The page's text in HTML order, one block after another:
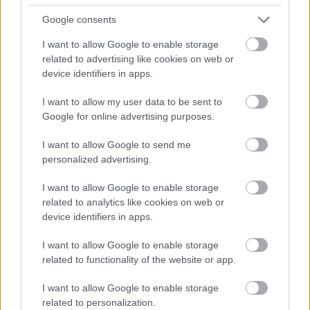
Google consents
I want to allow Google to enable storage
related to advertising like cookies on web or
device identifiers in apps.
I want to allow my user data to be sent to
Google for online advertising purposes.
I want to allow Google to send me
personalized advertising.
I want to allow Google to enable storage
related to analytics like cookies on web or
device identifiers in apps.
I want to allow Google to enable storage
related to functionality of the website or app.
I want to allow Google to enable storage
related to personalization.
Burn jóvoltából, Ganz tovább tökéletesítette azt. A
kéregöntés lényegében azt jelenti, hogy a
hagyományos, némileg lágyabb belső rész köré egy
jóval keményebb külső réteget hoznak létre, így az
rugalmasság mellett jóval kopásállóbak a
korábbiaknál. Ráadásul Ganznak a reklámhoz is
éves, ingyenes próbaidőt ajánlott fel, melynek letelte
után kellett csak fizetniük a vásárolt alkatrészekért. A
stratégia bevált és az 1860-as évekre szinte a teljes
európai vasúthálózat Ganz kerekeken futott.
Mindezek eredményeként 1861-re (éppen húsz
évvel Pestre érkezése után) Ganz Ábrahám Buda
leggazdagabb embere lett, ráadásként pedig előbb
képviselőtestületi taggá, majd 1863-ban a város
díszpolgárává választották. Még ugyanebben az
évben, kimagasló teljesítményeként koronás arany